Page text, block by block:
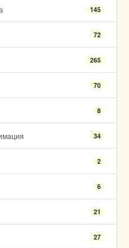
145
72
265
70
8
34
2
6
21
27